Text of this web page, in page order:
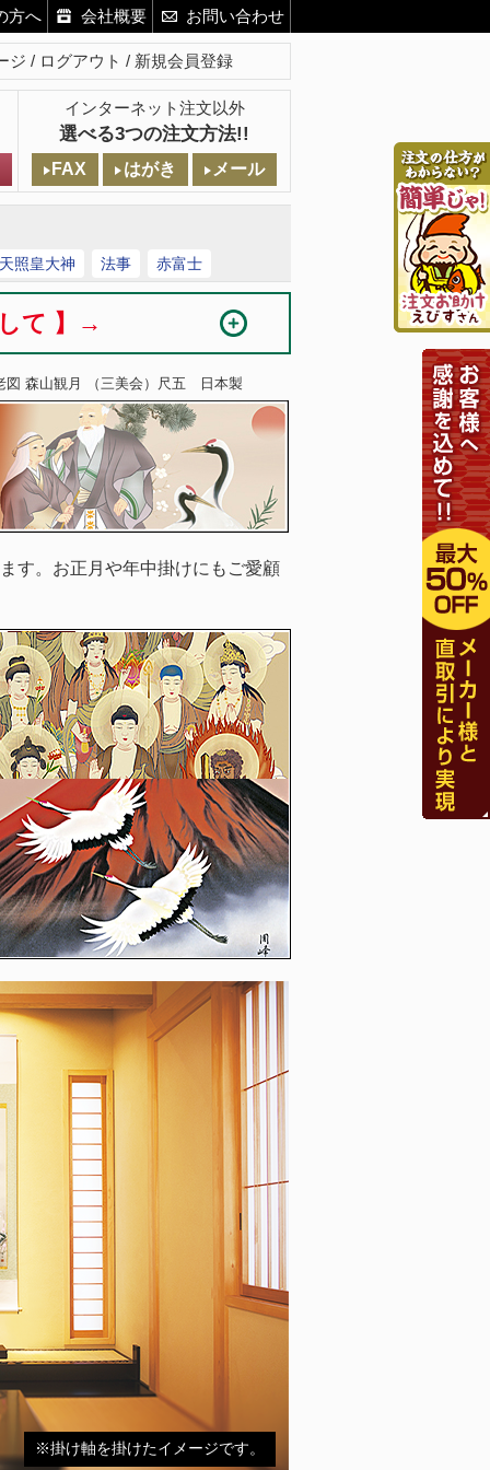
方へ 会社概要 お問い合わせ
ジ ログアウト 新規会員登録
インターネット注文以外
選べる3つの注文方法!!
FAX はがき メール
照皇大神 法事 赤富士
して 】→
図 森山観月 （三美会）尺五 日本製
す。お正月や年中掛けにもご愛顧
※掛け軸を掛けたイメージです。